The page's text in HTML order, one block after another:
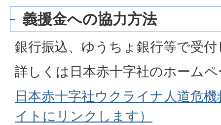
義援金への協力方法
銀行振込、ゆうちょ銀行等で受
詳しくは日本赤十字社のホーム
日本赤十字社ウクライナ人道危
イトにリンクします）